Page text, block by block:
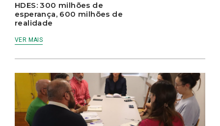
HDES: 300 milhões de
esperança, 600 milhões de
realidade
VER MAIS